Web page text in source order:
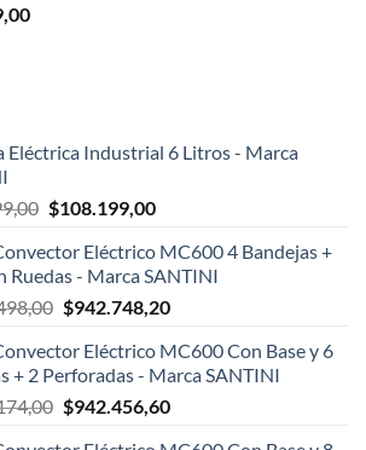
Eléctrica Industrial 6 Litros - Marca
El
original
era:
$124.999,00.
$108.199,00El
actual
es:
$108.199,00.
Eléctrico MC600 4 Bandejas +
Ruedas - Marca SANTINI
El
original
era:
$1.047.498,00.
$942.748,20El
actual
es:
$942.748,20.
Eléctrico MC600 Con Base y 6
+ 2 Perforadas - Marca SANTINI
El
$942.456,60El